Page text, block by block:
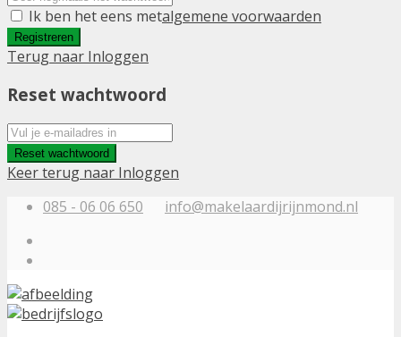
Ik ben het eens metalgemene voorwaarden
Registreren
Terug naar Inloggen
Reset wachtwoord
Reset wachtwoord
Keer terug naar Inloggen
085 - 06 06 650
info@makelaardijrijnmond.nl